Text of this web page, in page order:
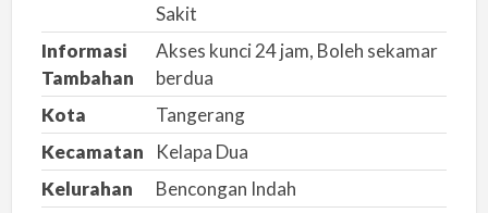
Sakit
Informasi
Tambahan
Akses kunci 24 jam, Boleh sekamar
berdua
Kota
Tangerang
Kecamatan
Kelapa Dua
Kelurahan
Bencongan Indah